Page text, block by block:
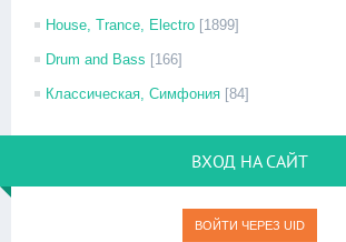
House, Trance, Electro [1899]
Drum and Bass [166]
Классическая, Симфония [84]
ВХОД НА САЙТ
ВОЙТИ ЧЕРЕЗ UID